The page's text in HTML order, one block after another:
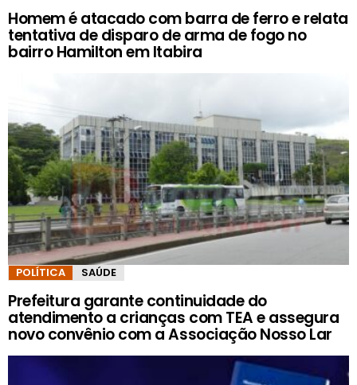
Homem é atacado com barra de ferro e relata
tentativa de disparo de arma de fogo no
bairro Hamilton em Itabira
POLÍTICA SAÚDE
Prefeitura garante continuidade do
atendimento a crianças com TEA e assegura
novo convênio com a Associação Nosso Lar